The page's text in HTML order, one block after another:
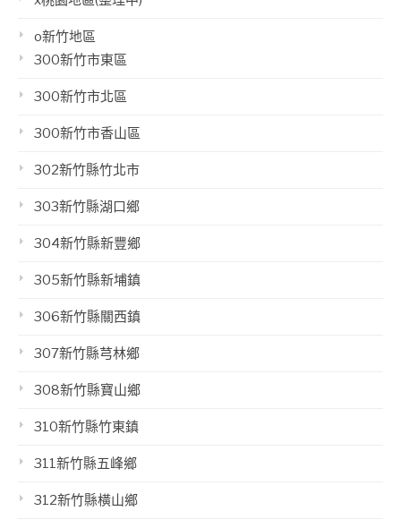
o新竹地區
300新竹市東區
300新竹市北區
300新竹市香山區
302新竹縣竹北市
303新竹縣湖口鄉
304新竹縣新豐鄉
305新竹縣新埔鎮
306新竹縣關西鎮
307新竹縣芎林鄉
308新竹縣寶山鄉
310新竹縣竹東鎮
311新竹縣五峰鄉
312新竹縣橫山鄉